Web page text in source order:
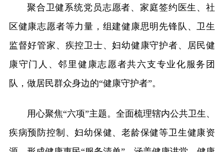
聚合卫健系统党员志愿者、家庭签约医生、社
区健康志愿者等力量，组建健康思明先锋队、卫生
监督好管家、疾控卫士、妇幼健康守护者、居民健
康守门人、邻里健康志愿者共六支专业化服务团
队，做居民群众身边的“健康守护者”。
用心聚焦“六项”主题。全面梳理辖内公共卫生、
疾病预防控制、妇幼保健、老龄保健等卫生健康资